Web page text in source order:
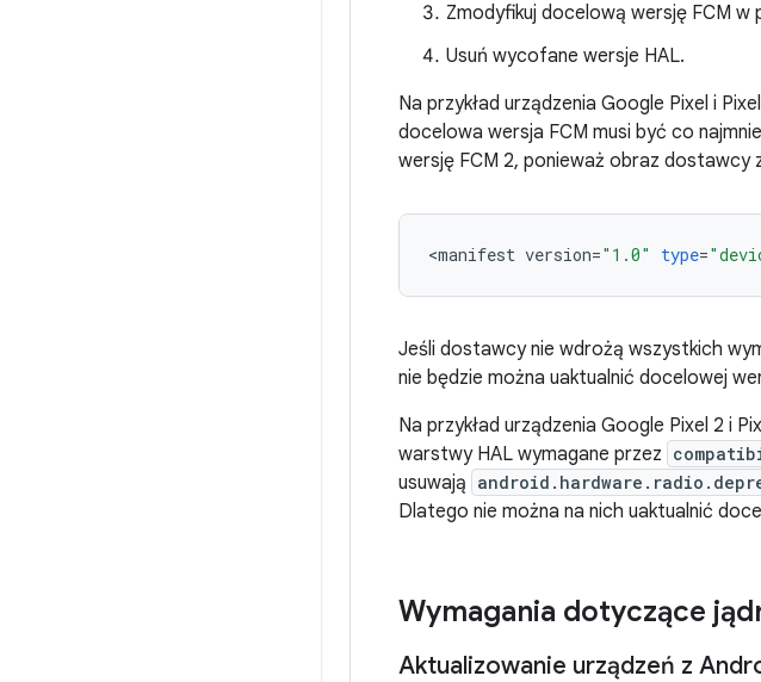
Zmodyfikuj docelową wersję FCM w
Usuń wycofane wersje HAL.
Na przykład urządzenia Google Pixel i
docelowa wersja FCM musi być co
wersję FCM 2, ponieważ obraz dostawcy
<manifest version="1.0" type=
Jeśli dostawcy nie wdrożą wszystkich
nie będzie można uaktualnić docelowej
Na przykład urządzenia Google Pixel 2 i
warstwy HAL wymagane przez
usuwają
Dlatego nie można na nich uaktualnić
Wymagania dotyczące
Aktualizowanie urządzeń z